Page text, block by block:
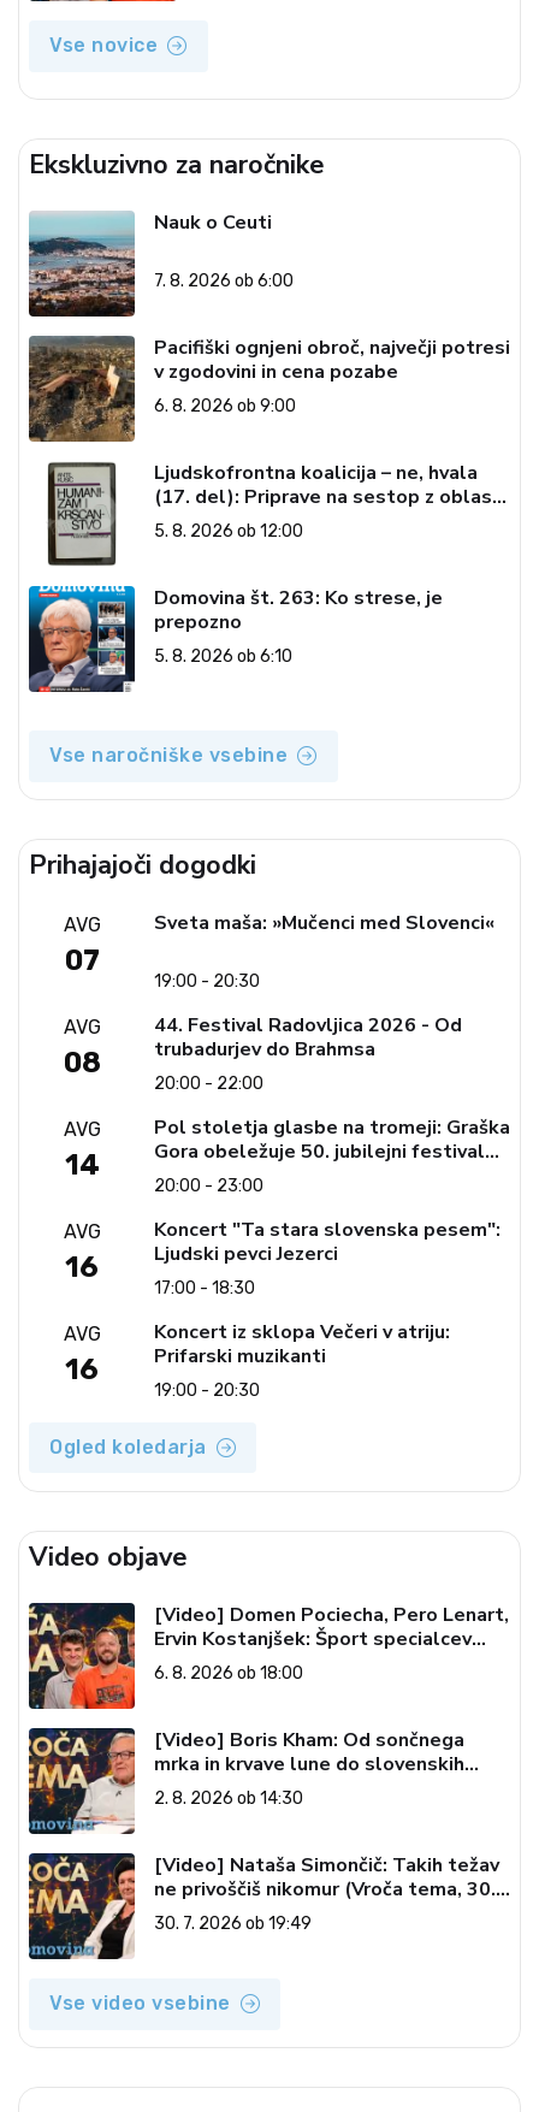
Vse novice
Ekskluzivno za naročnike
Nauk o Ceuti
7. 8. 2026 ob 6:00
Pacifiški ognjeni obroč, največji potresi
v zgodovini in cena pozabe
6. 8. 2026 ob 9:00
Ljudskofrontna koalicija – ne, hvala
(17. del): Priprave na sestop z oblasti
– dvorska opozicija 6: Gramsci na delu:
Revija 2000 in revolucionarna
5. 8. 2026 ob 12:00
Domovina št. 263: Ko strese, je
prepozno
5. 8. 2026 ob 6:10
Vse naročniške vsebine
Prihajajoči dogodki
AVG
07
Sveta maša: »Mučenci med Slovenci«
19:00 - 20:30
AVG
08
44. Festival Radovljica 2026 - Od
trubadurjev do Brahmsa
20:00 - 22:00
AVG
14
Pol stoletja glasbe na tromeji: Graška
Gora obeležuje 50. jubilejni festival
narodno-zabavne glasbe
20:00 - 23:00
AVG
16
Koncert "Ta stara slovenska pesem":
Ljudski pevci Jezerci
17:00 - 18:30
AVG
16
Koncert iz sklopa Večeri v atriju:
Prifarski muzikanti
19:00 - 20:30
Ogled koledarja
Video objave
[Video] Domen Pociecha, Pero Lenart,
Ervin Kostanjšek: Šport specialcev
(Vroča tema, 6. 8. 2026)
6. 8. 2026 ob 18:00
[Video] Boris Kham: Od sončnega
mrka in krvave lune do slovenskih
pečatov v vesolju (Vroča tema, 2. 8.
2026)
2. 8. 2026 ob 14:30
[Video] Nataša Simončič: Takih težav
ne privoščiš nikomur (Vroča tema, 30.
7. 2026)
30. 7. 2026 ob 19:49
Vse video vsebine